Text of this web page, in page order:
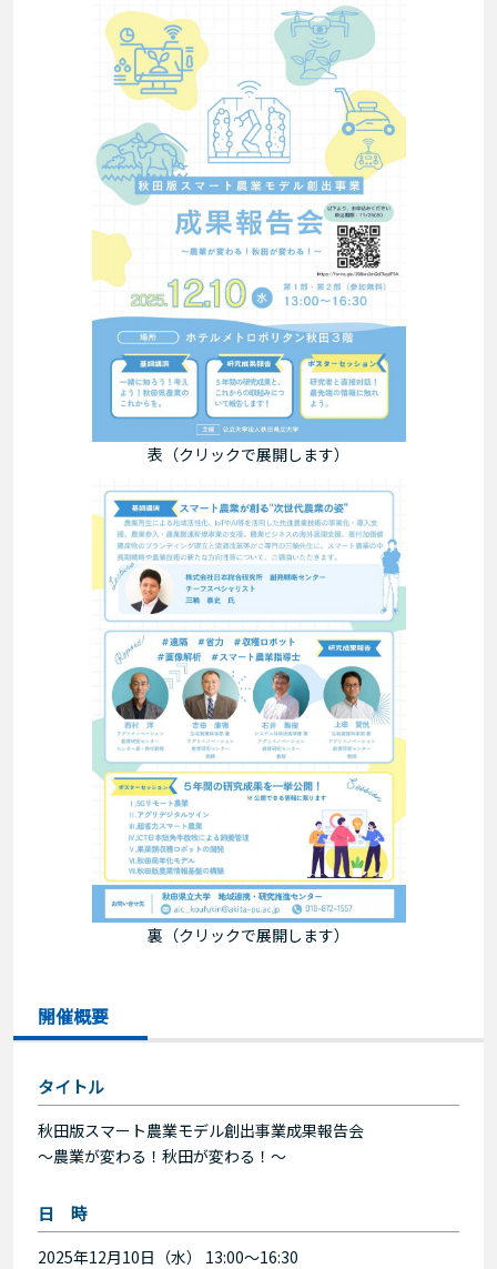
表（クリックで展開します）
裏（クリックで展開します）
開催概要
タイトル
秋田版スマート農業モデル創出事業成果報告会
～農業が変わる！秋田が変わる！～
日 時
2025年12月10日（水） 13:00〜16:30